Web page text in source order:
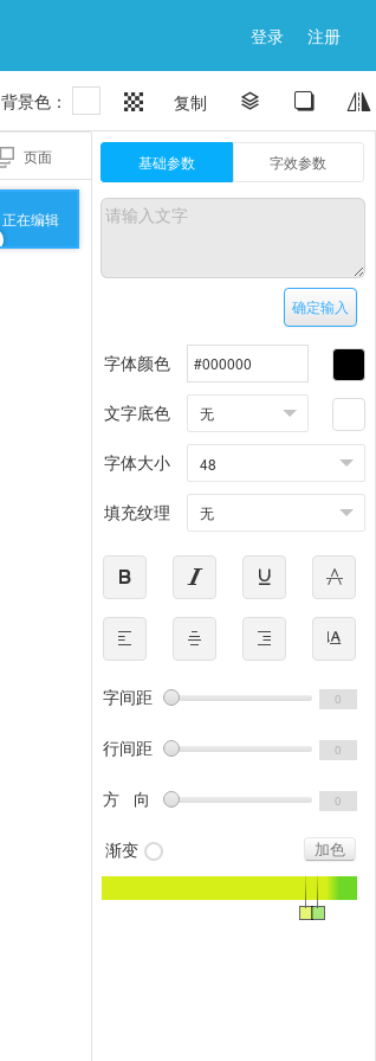
登录 注册
背景色：  复制   
页面
正在编辑
基础参数 字效参数
确定输入
字体颜色
文字底色
字体大小
填充纹理
   
   
字间距
行间距
方 向
渐变 加色